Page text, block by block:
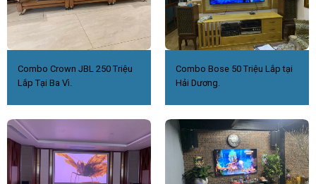
Combo Crown JBL 250 Triệu
Lắp Tại Ba Vì.
Combo Bose 50 Triệu Lắp tại
Hải Dương.